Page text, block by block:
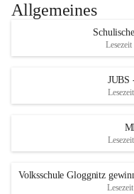
Allgemeines
JUBS
Volksschule Gloggnitz